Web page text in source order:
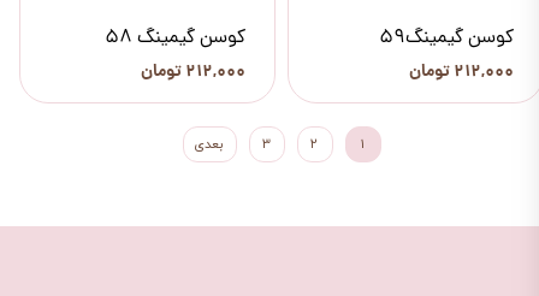
کوسن گیمینگ59
۲۱۲,۰۰۰ تومان
کوسن گیمینگ 58
۲۱۲,۰۰۰ تومان
۱ ۲ ۳ بعدی